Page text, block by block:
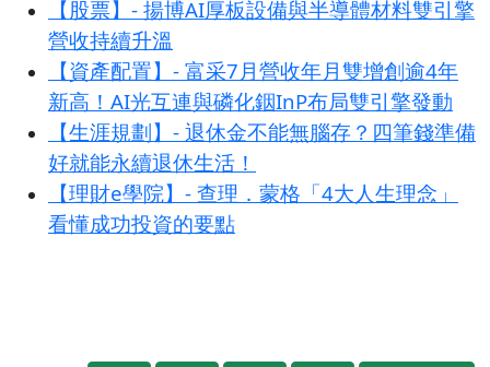
【股票】- 揚博AI厚板設備與半導體材料雙引擎
營收持續升溫
【資產配置】- 富采7月營收年月雙增創逾4年
新高！AI光互連與磷化銦InP布局雙引擎發動
【生涯規劃】- 退休金不能無腦存？四筆錢準備
好就能永續退休生活！
【理財e學院】- 查理．蒙格「4大人生理念」
看懂成功投資的要點